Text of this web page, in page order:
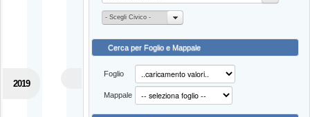
2019
- Scegli Civico -
Cerca per Foglio e Mappale
Foglio
Mappale